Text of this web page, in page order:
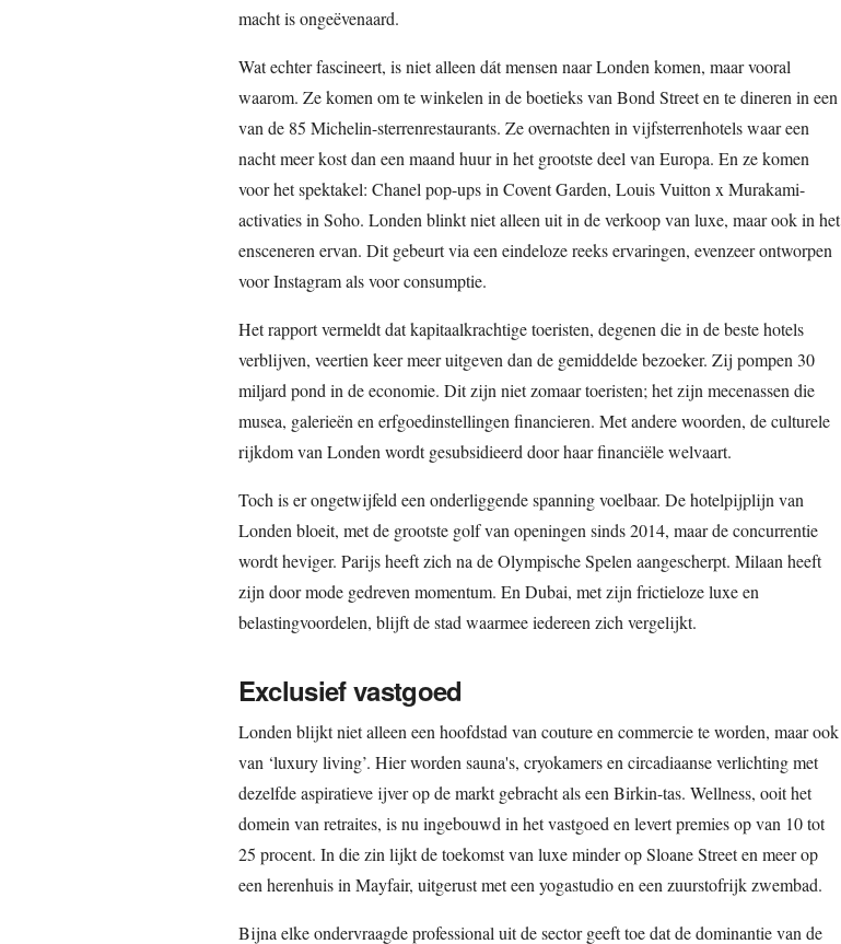
macht is ongeëvenaard.
Wat echter fascineert, is niet alleen dát mensen naar Londen komen, maar vooral
waarom. Ze komen om te winkelen in de boetieks van Bond Street en te dineren in een
van de 85 Michelin-sterrenrestaurants. Ze overnachten in vijfsterrenhotels waar een
nacht meer kost dan een maand huur in het grootste deel van Europa. En ze komen
voor het spektakel: Chanel pop-ups in Covent Garden, Louis Vuitton x Murakami-
activaties in Soho. Londen blinkt niet alleen uit in de verkoop van luxe, maar ook in het
ensceneren ervan. Dit gebeurt via een eindeloze reeks ervaringen, evenzeer ontworpen
voor Instagram als voor consumptie.
Het rapport vermeldt dat kapitaalkrachtige toeristen, degenen die in de beste hotels
verblijven, veertien keer meer uitgeven dan de gemiddelde bezoeker. Zij pompen 30
miljard pond in de economie. Dit zijn niet zomaar toeristen; het zijn mecenassen die
musea, galerieën en erfgoedinstellingen financieren. Met andere woorden, de culturele
rijkdom van Londen wordt gesubsidieerd door haar financiële welvaart.
Toch is er ongetwijfeld een onderliggende spanning voelbaar. De hotelpijplijn van
Londen bloeit, met de grootste golf van openingen sinds 2014, maar de concurrentie
wordt heviger. Parijs heeft zich na de Olympische Spelen aangescherpt. Milaan heeft
zijn door mode gedreven momentum. En Dubai, met zijn frictieloze luxe en
belastingvoordelen, blijft de stad waarmee iedereen zich vergelijkt.
Exclusief vastgoed
Londen blijkt niet alleen een hoofdstad van couture en commercie te worden, maar ook
van ‘luxury living’. Hier worden sauna's, cryokamers en circadiaanse verlichting met
dezelfde aspiratieve ijver op de markt gebracht als een Birkin-tas. Wellness, ooit het
domein van retraites, is nu ingebouwd in het vastgoed en levert premies op van 10 tot
25 procent. In die zin lijkt de toekomst van luxe minder op Sloane Street en meer op
een herenhuis in Mayfair, uitgerust met een yogastudio en een zuurstofrijk zwembad.
Bijna elke ondervraagde professional uit de sector geeft toe dat de dominantie van de